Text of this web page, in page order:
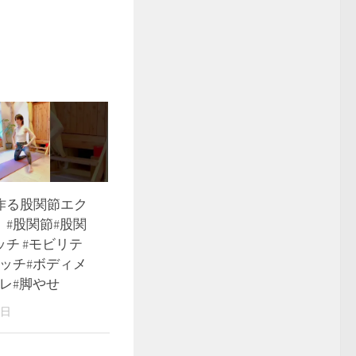
る股関節エク
#股関節#股関
チ #モビリテ
チ#ボディメ
#脚やせ